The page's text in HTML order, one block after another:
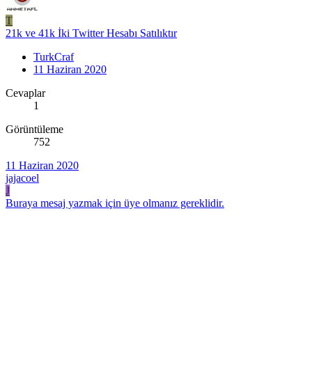
T
21k ve 41k İki Twitter Hesabı Satılıktır
TurkCraf
11 Haziran 2020
Cevaplar
1
Görüntüleme
752
11 Haziran 2020
jajacoel
J
Buraya mesaj yazmak için üye olmanız gereklidir.